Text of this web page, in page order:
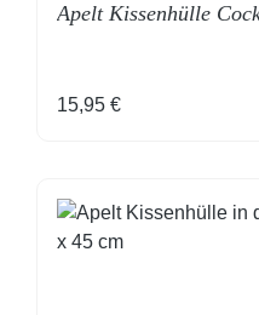
Apelt Kissenhülle
Regulärer Preis:
15,95 €